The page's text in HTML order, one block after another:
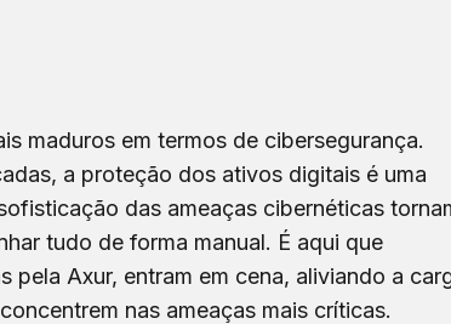
maduros em termos de cibersegurança.
a proteção dos ativos digitais é uma
das ameaças cibernéticas
tudo de forma manual. É aqui que
Axur, entram em cena, aliviando a
nas ameaças mais críticas.